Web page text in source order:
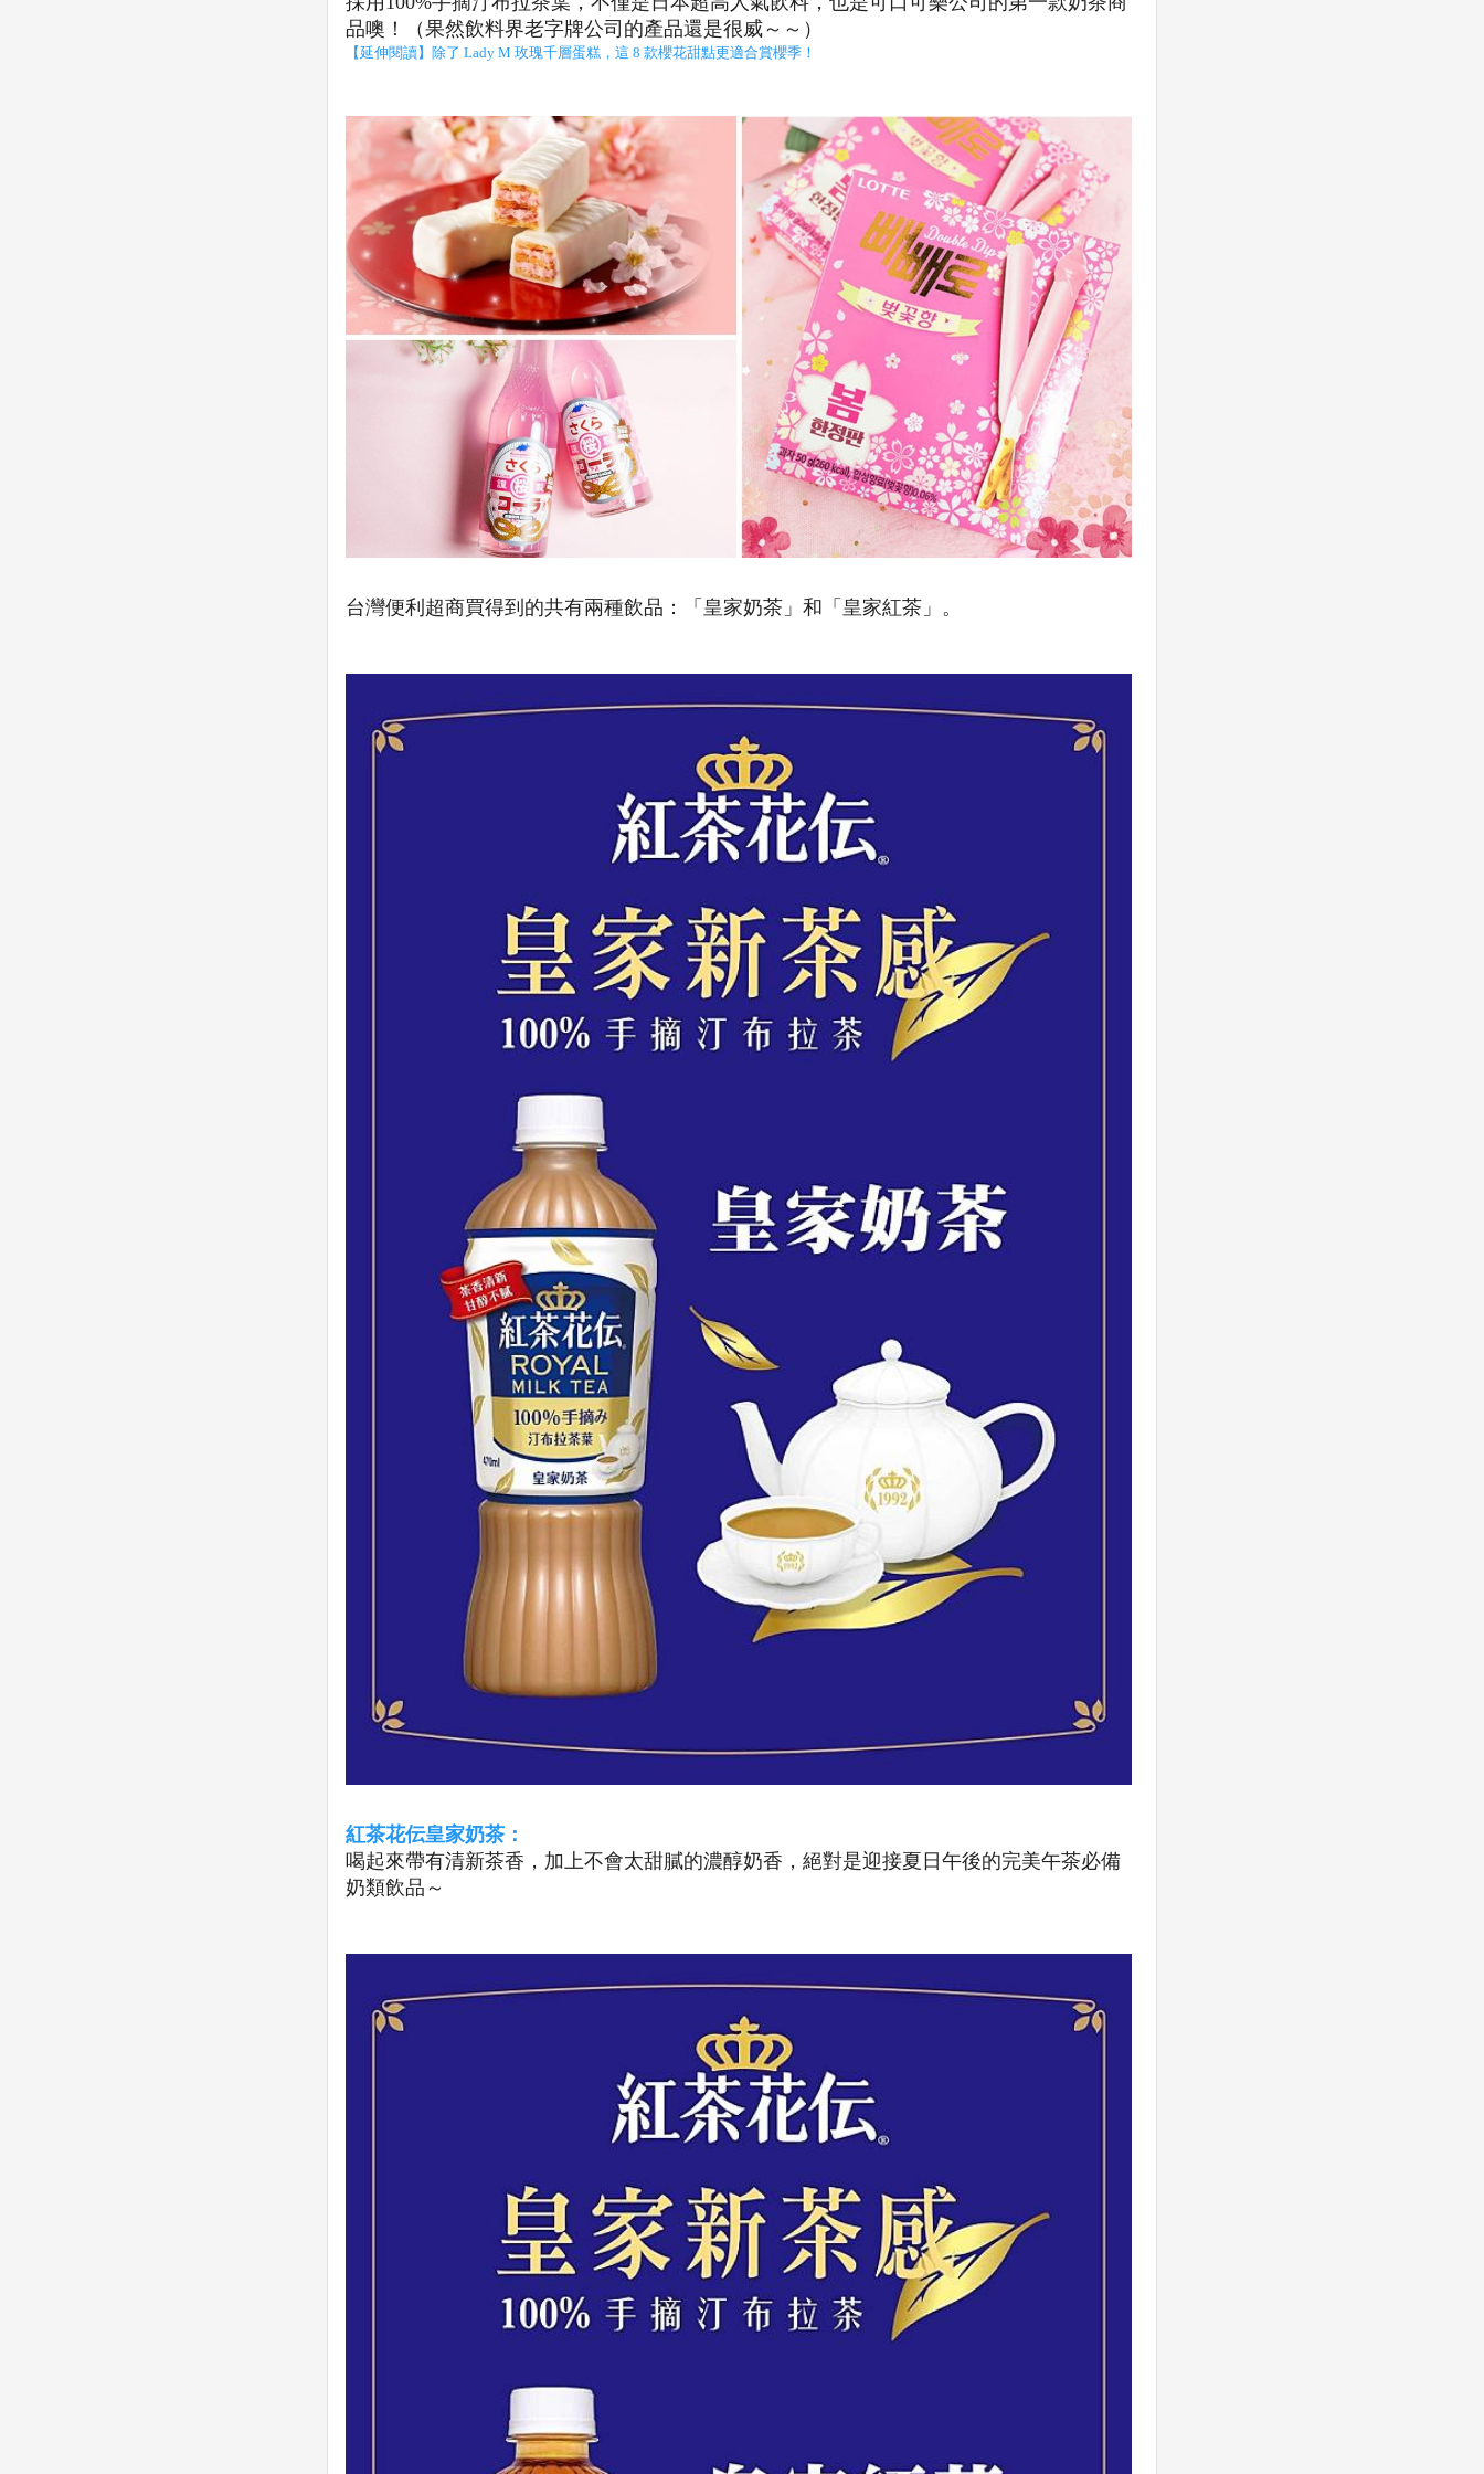
品噢！（果然飲料界老字牌公司的產品還是很威～～）
【延伸閱讀】除了 Lady M 玫瑰千層蛋糕，這 8 款櫻花甜點更適合賞櫻季！
台灣便利超商買得到的共有兩種飲品：「皇家奶茶」和「皇家紅茶」。
紅茶花伝皇家奶茶：
喝起來帶有清新茶香，加上不會太甜膩的濃醇奶香，絕對是迎接夏日午後的完美午茶必備
奶類飲品～